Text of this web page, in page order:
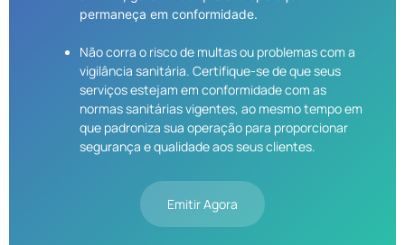
permaneça em conformidade.
Não corra o risco de multas ou problemas com a
vigilância sanitária. Certifique-se de que seus
serviços estejam em conformidade com as
normas sanitárias vigentes, ao mesmo tempo em
que padroniza sua operação para proporcionar
segurança e qualidade aos seus clientes.
Emitir Agora